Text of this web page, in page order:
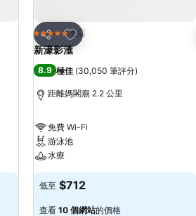
分享
放到收藏夾
5 星級 酒店
新濠影滙
8.9 極佳 (30,050 筆評分)
距離媽閣廟 2.2 公里
免費 Wi-Fi
游泳池
水療
低至 $712
查看 10 個網站的價格